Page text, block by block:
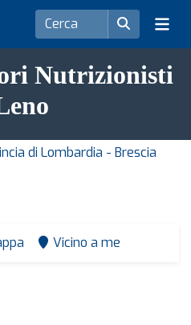
Nutrizionisti
di Lombardia - Brescia
Vicino a me